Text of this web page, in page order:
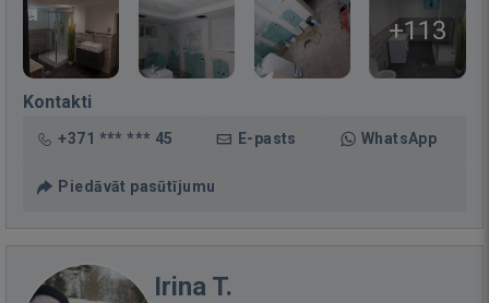
+113
Kontakti
+371 *** *** 45 E-pasts WhatsApp
Piedāvāt pasūtījumu
Irina T.